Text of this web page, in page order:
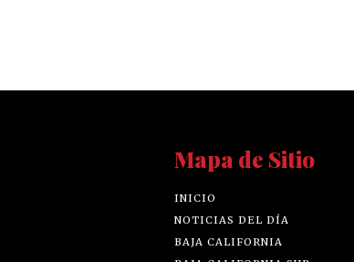
Mapa de Sitio
INICIO
NOTICIAS DEL DÍA
BAJA CALIFORNIA